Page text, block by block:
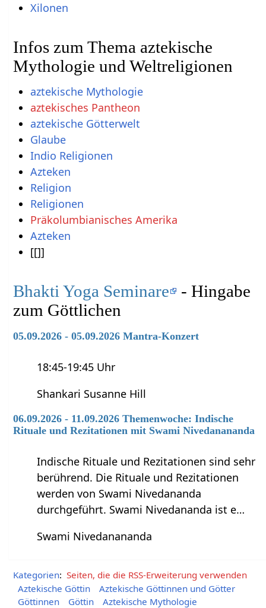
Xilonen
Infos zum Thema aztekische
Mythologie und Weltreligionen
aztekische Mythologie
aztekisches Pantheon
aztekische Götterwelt
Glaube
Indio Religionen
Azteken
Religion
Religionen
Präkolumbianisches Amerika
Azteken
[[]]
Bhakti Yoga Seminare
- Hingabe
zum Göttlichen
05.09.2026 - 05.09.2026 Mantra-Konzert
18:45-19:45 Uhr
Shankari Susanne Hill
06.09.2026 - 11.09.2026 Themenwoche: Indische
Rituale und Rezitationen mit Swami Nivedanananda
Indische Rituale und Rezitationen sind sehr
berührend. Die Rituale und Rezitationen
werden von Swami Nivedananda
durchgeführt. Swami Nivedananda ist e…
Swami Nivedanananda
Kategorien: Seiten, die die RSS-Erweiterung verwenden
Aztekische Göttin
Aztekische Göttinnen und Götter
Göttinnen
Göttin Aztekische Mythologie